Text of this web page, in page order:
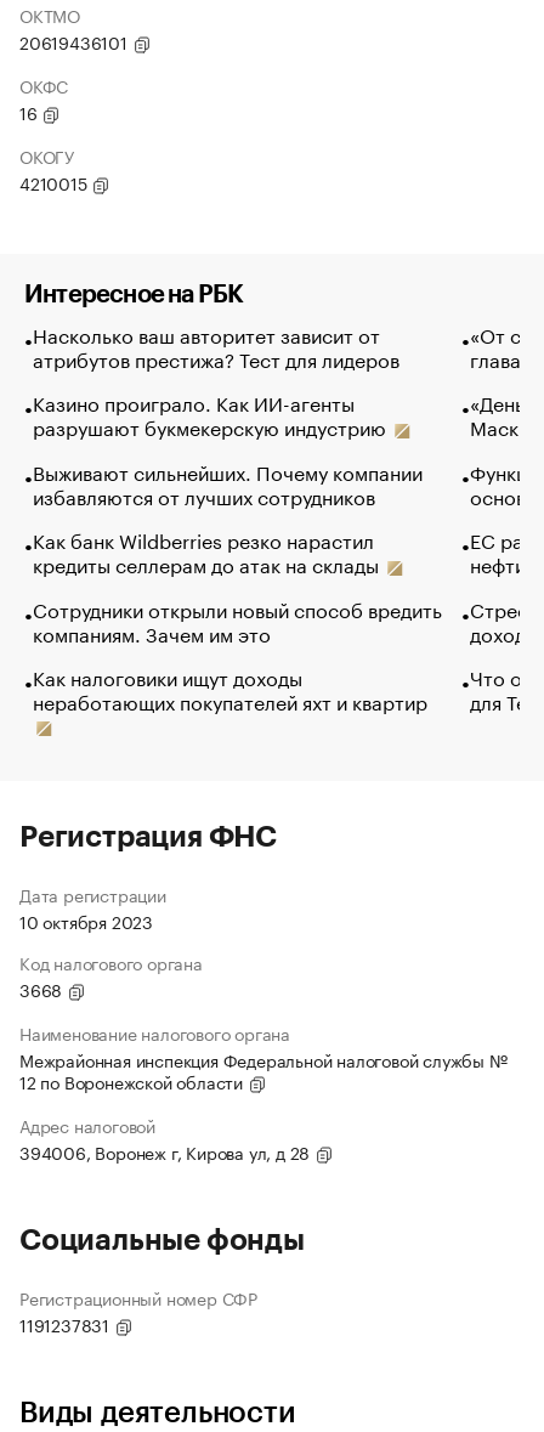
ОКТМО
20619436101
ОКФС
16
ОКОГУ
4210015
Интересное на РБК
Насколько ваш авторитет зависит от
атрибутов престижа? Тест для лидеров
Казино проиграло. Как ИИ-агенты
разрушают букмекерскую индустрию
Выживают сильнейших. Почему компании
избавляются от лучших сотрудников
Как банк Wildberries резко нарастил
кредиты селлерам до атак на склады
Сотрудники открыли новый способ вредить
компаниям. Зачем им это
Как налоговики ищут доходы
неработающих покупателей яхт и квартир
«От
глава
Маск в
основ
ЕС
нефти
Что
для
Регистрация ФНС
Дата регистрации
10 октября 2023
Код налогового органа
3668
Наименование налогового органа
Межрайонная инспекция Федеральной налоговой службы №
12 по Воронежской области
Адрес налоговой
394006, Воронеж г, Кирова ул, д 28
Социальные фонды
Регистрационный номер СФР
1191237831
Виды деятельности